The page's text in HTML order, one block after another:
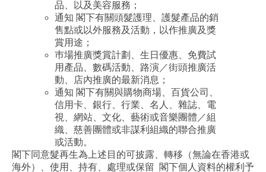
品、以及美容服務；
通知 閣下有關頭髮護理、護髮產品的銷
售點或以外服務及活動，以作推廣及獎
賞用途；
巿場推廣獎賞計劃、生日優惠、免費試
用產品、數碼活動、路演／街頭推廣活
動、店內推廣的最新消息；
通知 閣下有關與購物商場、百貨公司、
信用卡、銀行、行業、名人、雜誌、電
視、網站、文化、藝術或音樂團體／組
織、慈善團體或非謀利組織的聯合推廣
或活動。
閣下同意髮再生為上述目的可披露、轉移（無論在香港或
海外）、使用、持有、處理或保留 閣下個人資料的權利予